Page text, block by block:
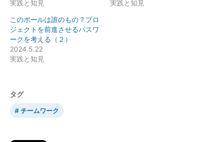
実践と知見
実践と知見
このボールは誰のもの？プロ
ジェクトを前進させるパスワ
ークを考える（２）
2024.5.22
実践と知見
タグ
チームワーク